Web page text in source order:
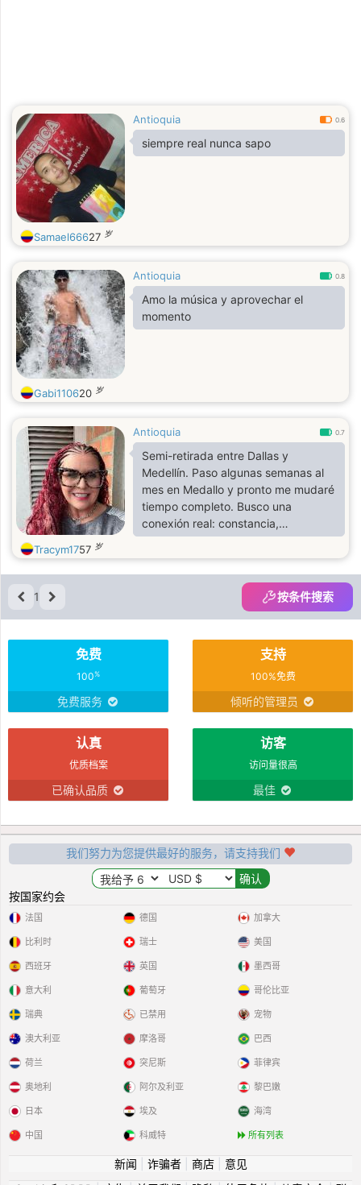
Antioquia 0.6
siempre real nunca sapo
Samael66627 岁
Antioquia 0.8
Amo la música y aprovechar el
momento
Gabi110620 岁
Antioquia 0.7
Semi-retirada entre Dallas y
Medellín. Paso algunas semanas al
mes en Medallo y pronto me mudaré
tiempo completo. Busco una
conexión real: constancia,
honestidad y madurez emocional.
Valoro la tranquilidad, las buenas
conversaciones y alguien que sepa
lo que quiere.No me interesan los
passport bros, los jugadores ni
persecución que la conexión.
Tracym1757 岁
1 按条件搜索
免费
100%
免费服务
支持
100%免费
倾听的管理员
认真
优质档案
已确认品质
访客
访问量很高
最佳
我们努力为您提供最好的服务，请支持我们
按国家约会
法国
比利时
西班牙
意大利
瑞典
德国
瑞士
英国
葡萄牙
已禁用
加拿大
美国
墨西哥
哥伦比亚
宠物
澳大利亚
荷兰
奥地利
日本
中国
摩洛哥
突尼斯
阿尔及利亚
埃及
科威特
巴西
菲律宾
黎巴嫩
海湾
所有列表
新闻 诈骗者| 商店| 意见